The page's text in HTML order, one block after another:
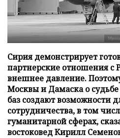
Сирия демонстрирует
партнерские отношения с
внешнее давление.
Москвы и Дамаска о
баз создают возможности
сотрудничества, в том
гуманитарной сферах,
востоковед Кирилл